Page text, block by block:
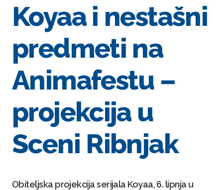
Koyaa i nestašni
predmeti na
Animafestu –
projekcija u
Sceni Ribnjak
Obiteljska projekcija serijala Koyaa, 6. lipnja u